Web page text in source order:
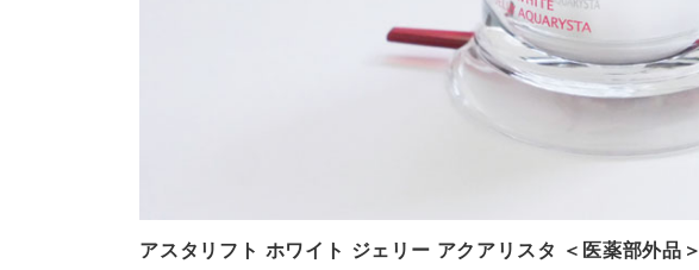
アスタリフト ホワイト ジェリー アクアリスタ ＜医薬部外品＞